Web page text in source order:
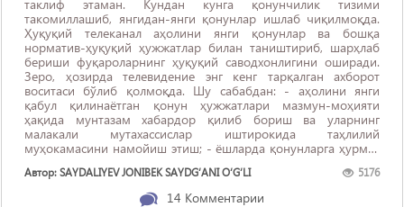
таклиф этаман. Кундан кунга қонунчилик тизими
такомиллашиб, янгидан-янги қонунлар ишлаб чиқилмоқда.
Ҳуқуқий телеканал аҳолини янги қонунлар ва бошқа
норматив-ҳуқуқий ҳужжатлар билан таништириб, шарҳлаб
бериши фуқароларнинг ҳуқуқий саводхонлигини оширади.
Зеро, ҳозирда телевидение энг кенг тарқалган ахборот
воситаси бўлиб қолмоқда. Шу сабабдан: - аҳолини янги
қабул қилинаётган қонун ҳужжатлари мазмун-моҳияти
ҳақида мунтазам хабардор қилиб бориш ва уларнинг
малакали мутахассислар иштирокида таҳлилий
муҳокамасини намойиш этиш; - ёшларда қонунларга ҳурмат
фуқароларнинг ҳуқуқий саволларига жавоблар бериш
мақсадида малакали ...
Автор: SAYDALIYEV JONIBEK SAYDG‘ANI O‘G‘LI 5176
14 Комментарии